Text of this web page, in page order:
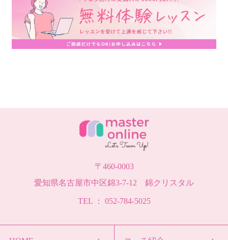
〒460-0003
愛知県名古屋市中区錦3-7-12 錦クリスタル
TEL ： 052-784-5025